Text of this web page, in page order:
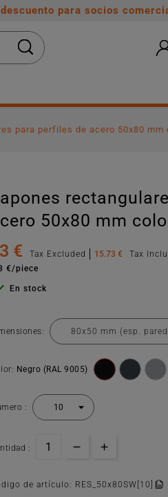
descuento para socios
para perfiles de acero 50x80 mm
50x80 mm
€
Tax Excluded 15.73 €
Tax
€/piece
En stock
Negro (RAL 9005)
:
:
de artículo: RES_50x80SW[10]